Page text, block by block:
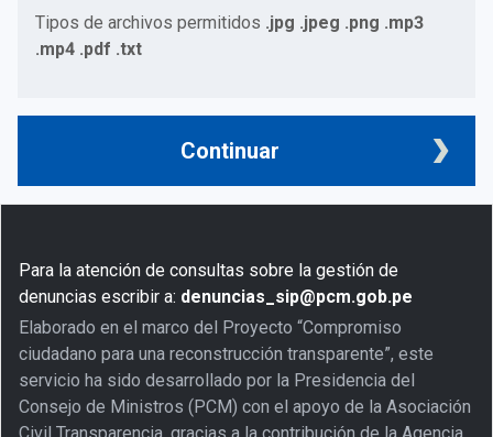
Tipos de archivos permitidos .jpg .jpeg .png .mp3
.mp4 .pdf .txt
Continuar
Para la atención de consultas sobre la gestión de
denuncias escribir a: denuncias_sip@pcm.gob.pe
Elaborado en el marco del Proyecto “Compromiso
ciudadano para una reconstrucción transparente”, este
servicio ha sido desarrollado por la Presidencia del
Consejo de Ministros (PCM) con el apoyo de la Asociación